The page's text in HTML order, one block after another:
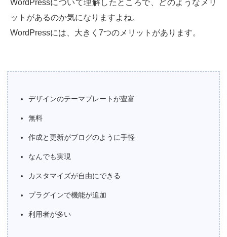
WordPressについて理解したところで、どのようなメリ
ットがあるのか気になりますよね。
WordPressには、大きく7つのメリットがあります。
デザインのテーマプレートが豊富
無料
作成と更新がブログのように手軽
なんでも実現
カスタマイズが自由にできる
プラグインで機能が追加
利用者が多い